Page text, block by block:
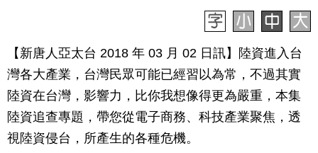
【新唐人亞太台 2018 年 03 月 02 日訊】陸資進入台
灣各大產業，台灣民眾可能已經習以為常，不過其實
陸資在台灣，影響力，比你我想像得更為嚴重，本集
陸資追查專題，帶您從電子商務、科技產業聚焦，透
視陸資侵台，所產生的各種危機。